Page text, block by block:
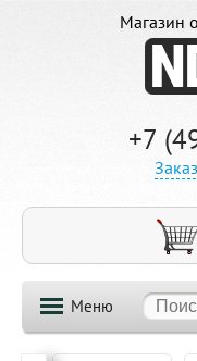
Магазин
+7
Меню